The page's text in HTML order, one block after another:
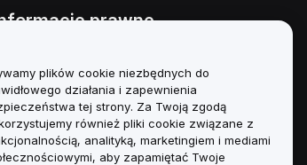
prawne
Podsumowanie polityki
i zarządzania
ESG
plików cookie niezbędnych do
działania i zapewnienia
tej strony. Za Twoją zgodą
również pliki cookie związane z
analityką, marketingiem i mediami
aby zapamiętać Twoje